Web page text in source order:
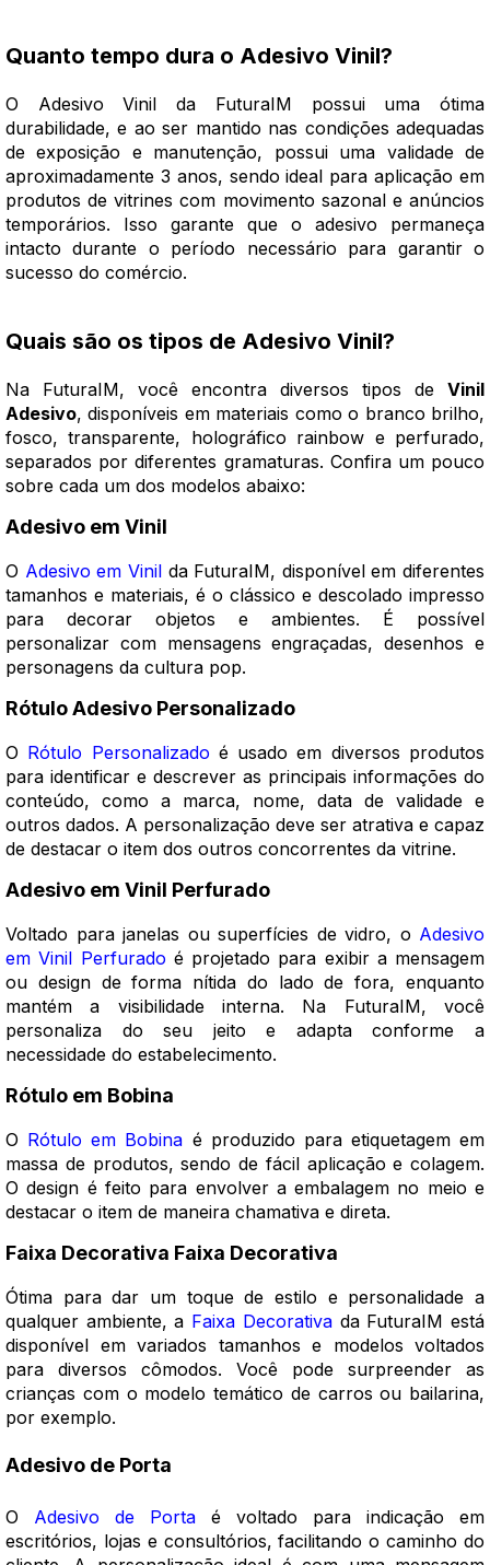
Quanto tempo dura o Adesivo Vinil?
O Adesivo Vinil da FuturaIM possui uma ótima
durabilidade, e ao ser mantido nas condições adequadas
de exposição e manutenção, possui uma validade de
aproximadamente 3 anos, sendo ideal para aplicação em
produtos de vitrines com movimento sazonal e anúncios
temporários. Isso garante que o adesivo permaneça
intacto durante o período necessário para garantir o
sucesso do comércio.
Quais são os tipos de Adesivo Vinil?
Na FuturaIM, você encontra diversos tipos de Vinil
Adesivo, disponíveis em materiais como o branco brilho,
fosco, transparente, holográfico rainbow e perfurado,
separados por diferentes gramaturas. Confira um pouco
sobre cada um dos modelos abaixo:
Adesivo em Vinil
O Adesivo em Vinilda FuturaIM, disponível em diferentes
tamanhos e materiais, é o clássico e descolado impresso
para decorar objetos e ambientes. É possível
personalizar com mensagens engraçadas, desenhos e
personagens da cultura pop.
Rótulo Adesivo Personalizado
O Rótulo Personalizado é usado em diversos produtos
para identificar e descrever as principais informações do
conteúdo, como a marca, nome, data de validade e
outros dados. A personalização deve ser atrativa e capaz
de destacar o item dos outros concorrentes da vitrine.
Adesivo em Vinil Perfurado
Voltado para janelas ou superfícies de vidro, o Adesivo
em Vinil Perfurado é projetado para exibir a mensagem
ou design de forma nítida do lado de fora, enquanto
mantém a visibilidade interna. Na FuturaIM, você
personaliza do seu jeito e adapta conforme a
necessidade do estabelecimento.
Rótulo em Bobina
O Rótulo em Bobina é produzido para etiquetagem em
massa de produtos, sendo de fácil aplicação e colagem.
O design é feito para envolver a embalagem no meio e
destacar o item de maneira chamativa e direta.
Faixa Decorativa Faixa Decorativa
Ótima para dar um toque de estilo e personalidade a
qualquer ambiente, a Faixa Decorativada FuturaIM está
disponível em variados tamanhos e modelos voltados
para diversos cômodos. Você pode surpreender as
crianças com o modelo temático de carros ou bailarina,
por exemplo.
Adesivo de Porta
O Adesivo de Porta é voltado para indicação em
escritórios, lojas e consultórios, facilitando o caminho do